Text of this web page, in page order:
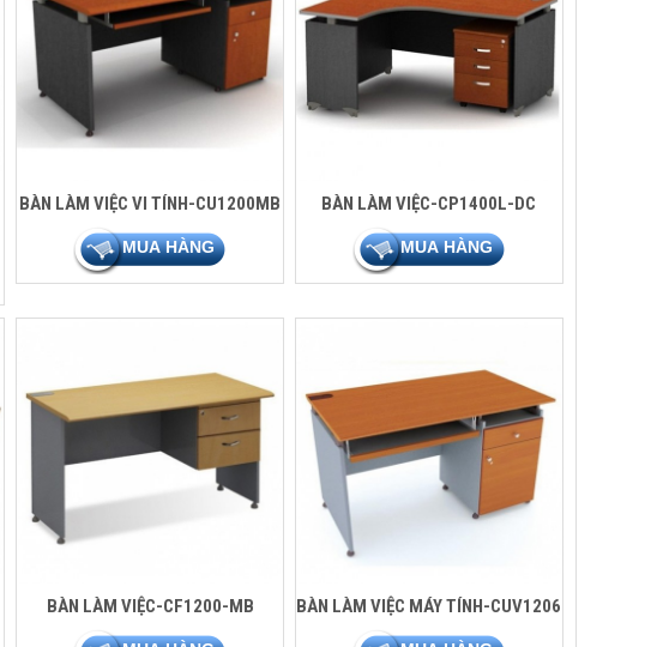
BÀN LÀM VIỆC VI TÍNH-CU1200MB BÀN LÀM VIỆC-CP1400L-DC
BÀN LÀM VIỆC-CF1200-MB BÀN LÀM VIỆC MÁY TÍNH-CUV1206